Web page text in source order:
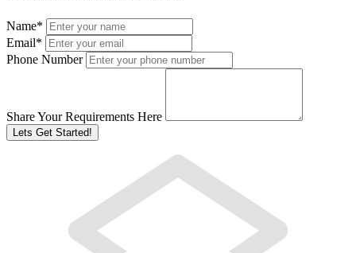
Name*
Email*
Phone Number
Share Your Requirements Here